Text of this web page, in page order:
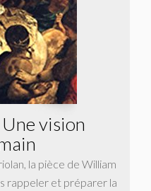
vision
la pièce de William
rappeler et préparer la